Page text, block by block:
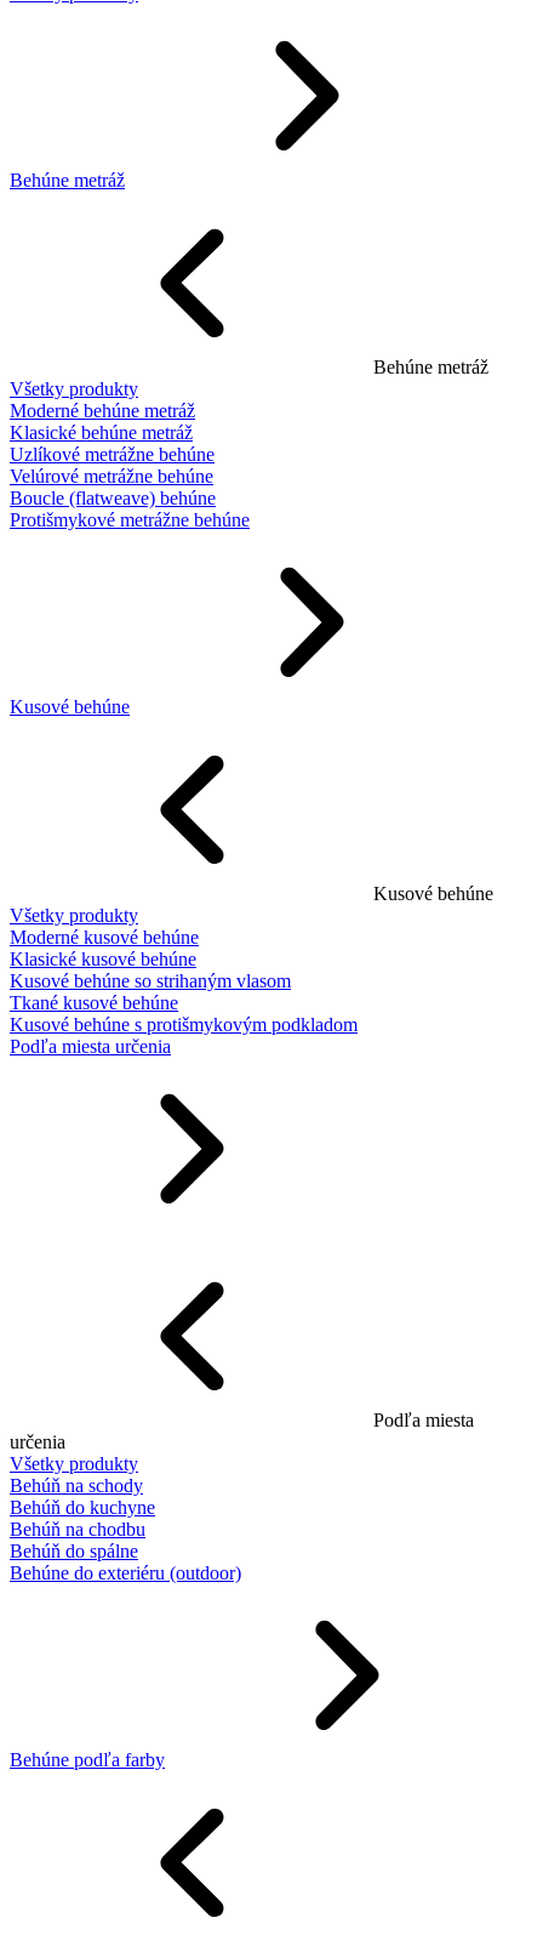
Behúne metráž
Behúne metráž
Všetky produkty
Moderné behúne metráž
Klasické behúne metráž
Uzlíkové metrážne behúne
Velúrové metrážne behúne
Boucle (flatweave) behúne
Protišmykové metrážne behúne
Kusové behúne
Kusové behúne
Všetky produkty
Moderné kusové behúne
Klasické kusové behúne
Kusové behúne so strihaným vlasom
Tkané kusové behúne
Kusové behúne s protišmykovým podkladom
Podľa miesta určenia
Podľa miesta
určenia
Všetky produkty
Behúň na schody
Behúň do kuchyne
Behúň na chodbu
Behúň do spálne
Behúne do exteriéru (outdoor)
Behúne podľa farby